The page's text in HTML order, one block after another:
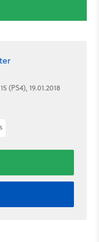
(PS4), 19.01.2018